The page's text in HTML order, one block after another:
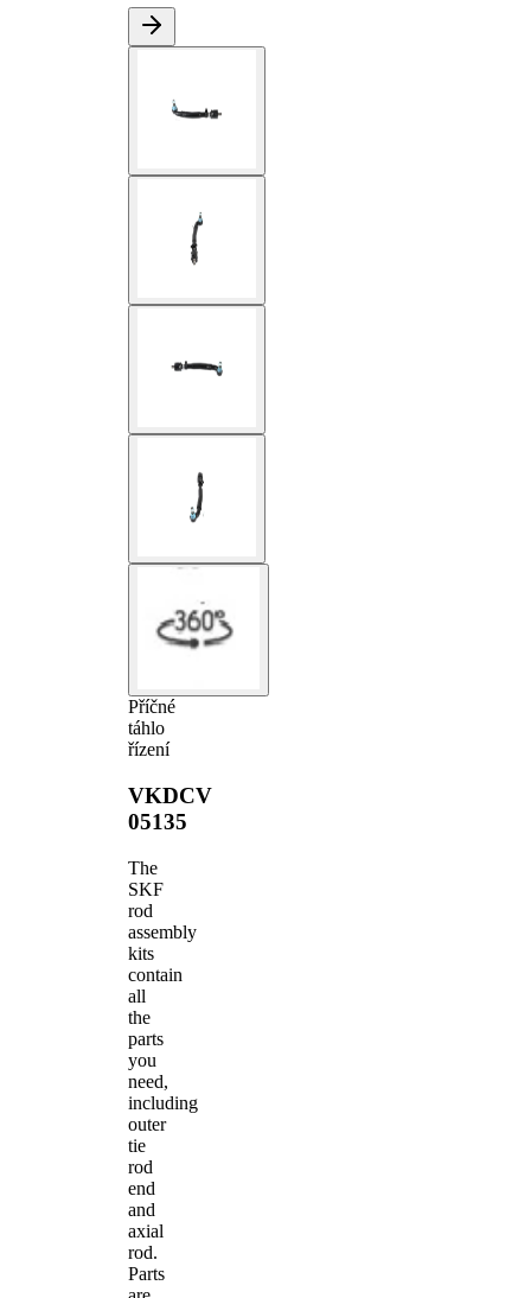
Příčné
táhlo
řízení
VKDCV
05135
The
SKF
rod
assembly
kits
contain
all
the
parts
you
need,
including
outer
tie
rod
end
and
axial
rod.
Parts